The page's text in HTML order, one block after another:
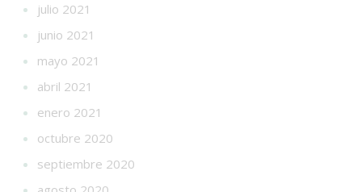
julio 2021
junio 2021
mayo 2021
abril 2021
enero 2021
octubre 2020
septiembre 2020